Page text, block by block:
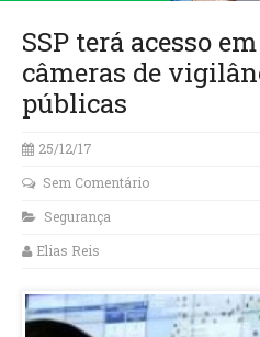
SSP terá acesso
câmeras de
públicas
25/12/17
Sem Comentário
Segurança
Elias Reis